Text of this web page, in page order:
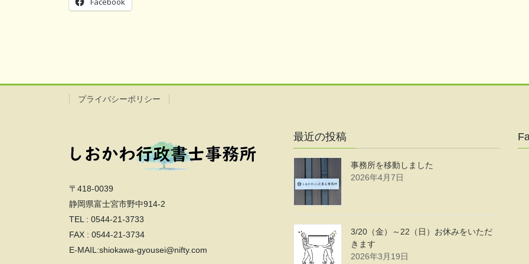
プライバシーポリシー
〒418-0039
静岡県富士宮市野中914-2
TEL : 0544-21-3733
FAX : 0544-21-3734
E-MAIL:shiokawa-gyousei@nifty.com
最近の投稿
事務所を移動しました
2026年4月7日
3/20（金）～22（日）お休みをいただ
きます
2026年3月19日